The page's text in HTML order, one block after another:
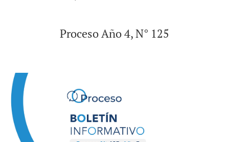
Proceso Año 4, N° 125